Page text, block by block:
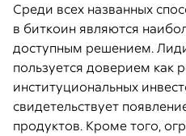
Среди всех названных
в биткоин являются
доступным решением.
пользуется доверием как
институциональных
свидетельствует
продуктов. Кроме того,